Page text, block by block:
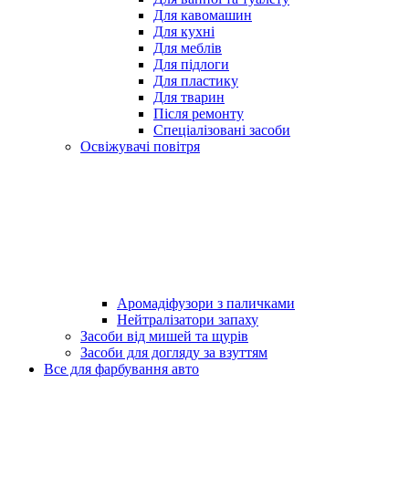
Для кавомашин
Для кухні
Для меблів
Для підлоги
Для пластику
Для тварин
Після ремонту
Спеціалізовані засоби
Освіжувачі повітря
Аромадіфузори з паличками
Нейтралізатори запаху
Засоби від мишей та щурів
Засоби для догляду за взуттям
Все для фарбування авто